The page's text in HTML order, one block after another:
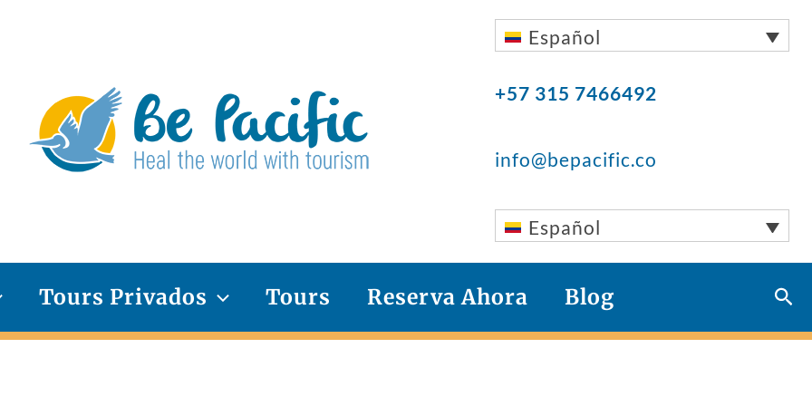
Español
+57 315 7466492
info@bepacific.co
Español
Tours Privados Tours Reserva Ahora Blog